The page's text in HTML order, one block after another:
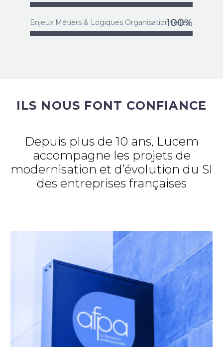
Enjeux Métiers & Logiques Organisationnelles
100%
ILS NOUS FONT CONFIANCE
Depuis plus de 10 ans, Lucem
accompagne les projets de
modernisation et d’évolution du SI
des entreprises françaises